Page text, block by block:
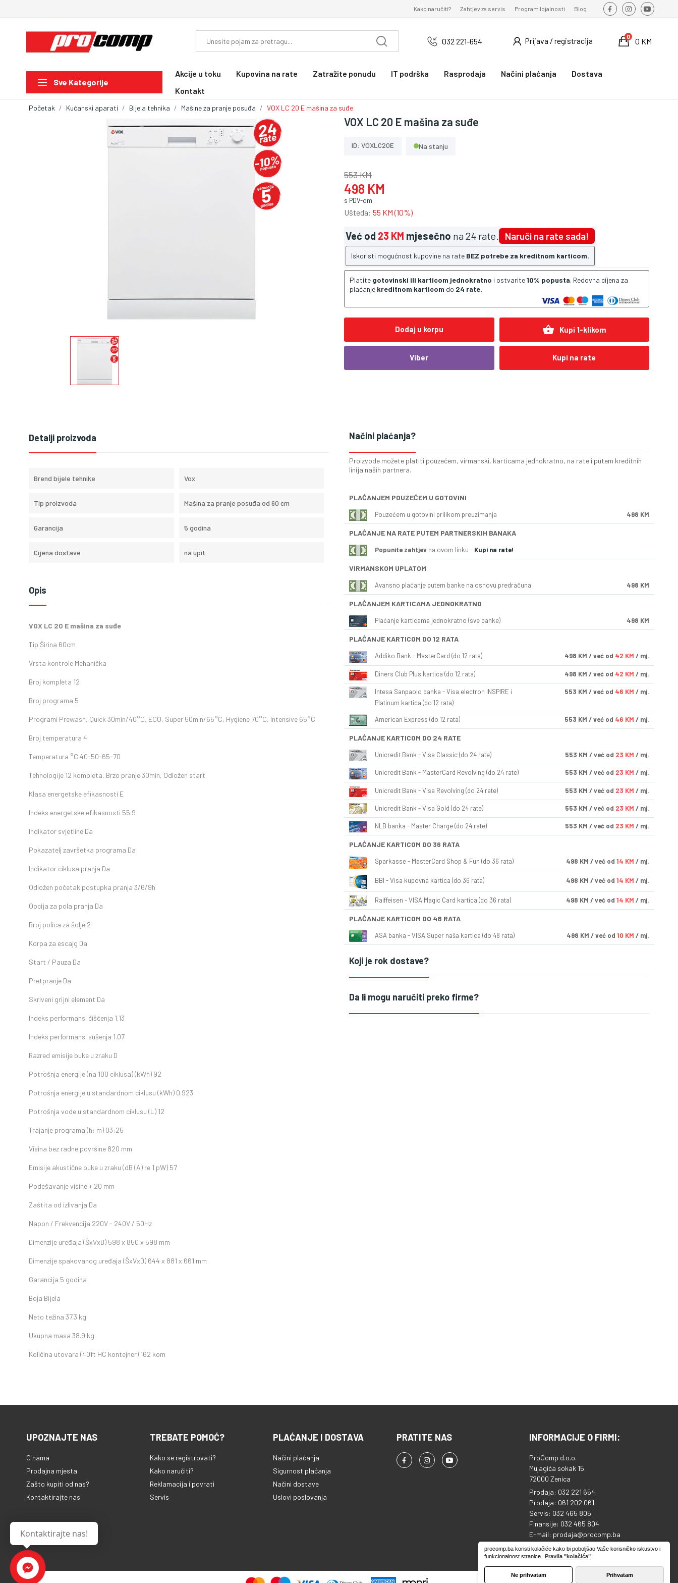
procomp.ba koristi kolačiće kako bi poboljšao Vaše korisničko iskustvo i
funkcionalnost stranice.
Pravila "kolačića"
Ne prihvatam Prihvatam
Kako naručiti? Zahtjev za servis Program lojalnosti Blog
032 221-654 Prijava / registracija 0 KM
0
Sve Kategorije
Akcije u toku Kupovina na rate Zatražite ponudu IT podrška Rasprodaja Načini plaćanja
Dostava
Kontakt
Početak Kućanski aparati Bijela tehnika Mašine za pranje posuđa VOX LC 20 E mašina za suđe
VOX LC 20 E mašina za suđe
ID: VOXLC20E Na stanju
553 KM
498 KM
s PDV-om
Ušteda: 55 KM (10%)
Već od 23 KM mjesečno na 24 rate. Naruči na rate sada!
Iskoristi mogućnost kupovine na rate BEZ potrebe za kreditnom karticom.
Platite gotovinski ili karticom jednokratno i ostvarite10% popusta. Redovna cijena za
plaćanje kreditnom karticom do 24 rate.
Dodaj u korpu shopping_basket Kupi 1-klikom
Viber Kupi na rate
Detalji proizvoda
Brend bijele tehnike Vox
Tip proizvoda Mašina za pranje posuđa od 60 cm
Garancija 5 godina
Cijena dostave na upit
Opis
VOX LC 20 E mašina za suđe
Tip Širina 60cm
Vrsta kontrole Mehanička
Broj kompleta 12
Broj programa 5
Programi Prewash, Quick 30min/40°C, ECO, Super 50min/65°C, Hygiene 70°C, Intensive 65°C
Broj temperatura 4
Temperatura °C 40-50-65-70
Tehnologije 12 kompleta, Brzo pranje 30min, Odložen start
Klasa energetske efikasnosti E
Indeks energetske efikasnosti 55.9
Indikator svjetline Da
Pokazatelj završetka programa Da
Indikator ciklusa pranja Da
Odložen početak postupka pranja 3/6/9h
Opcija za pola pranja Da
Broj polica za šolje 2
Korpa za escajg Da
Start / Pauza Da
Pretpranje Da
Skriveni grijni element Da
Indeks performansi čišćenja 1.13
Indeks performansi sušenja 1.07
Razred emisije buke u zraku D
Potrošnja energije (na 100 ciklusa) (kWh) 92
Potrošnja energije u standardnom ciklusu (kWh) 0.923
Potrošnja vode u standardnom ciklusu (L) 12
Trajanje programa (h: m) 03:25
Visina bez radne površine 820 mm
Emisije akustične buke u zraku (dB (A) re 1 pW) 57
Podešavanje visine+ 20 mm
Zaštita od izlivanja Da
Napon / Frekvencija 220V - 240V / 50Hz
Dimenzije uređaja (ŠxVxD) 598 x 850 x 598 mm
Dimenzije spakovanog uređaja (ŠxVxD) 644 x 881 x 661 mm
Garancija 5 godina
Boja Bijela
Neto težina 37.3 kg
Ukupna masa 38.9 kg
Količina utovara (40ft HC kontejner) 162 kom
Načini plaćanja?
Proizvode možete platiti pouzećem, virmanski, karticama jednokratno, na rate i putem kreditnih
linija naših partnera.
PLAĆANJEM POUZEĆEM U GOTOVINI
Pouzećem u gotovini prilikom preuzimanja 498 KM
PLAĆANJE NA RATE PUTEM PARTNERSKIH BANAKA
Popunite zahtjev na ovom linku - Kupi na rate!
VIRMANSKOM UPLATOM
Avansno plaćanje putem banke na osnovu predračuna 498 KM
PLAĆANJEM KARTICAMA JEDNOKRATNO
Plaćanje karticama jednokratno (sve banke) 498 KM
PLAĆANJE KARTICOM DO 12 RATA
Addiko Bank - MasterCard (do 12 rata) 498 KM / već od 42 KM / mj.
Diners Club Plus kartica (do 12 rata) 498 KM / već od 42 KM / mj.
Intesa Sanpaolo banka - Visa electron INSPIRE i
Platinum kartica (do 12 rata)
553 KM / već od 46 KM / mj.
American Express (do 12 rata) 553 KM / već od 46 KM / mj.
PLAĆANJE KARTICOM DO 24 RATE
Unicredit Bank - Visa Classic (do 24 rate) 553 KM / već od 23 KM / mj.
Unicredit Bank - MasterCard Revolving (do 24 rate) 553 KM / već od 23 KM / mj.
Unicredit Bank - Visa Revolving (do 24 rate) 553 KM / već od 23 KM / mj.
Unicredit Bank - Visa Gold (do 24 rate) 553 KM / već od 23 KM / mj.
NLB banka - Master Charge (do 24 rate) 553 KM / već od 23 KM / mj.
PLAĆANJE KARTICOM DO 36 RATA
Sparkasse - MasterCard Shop & Fun (do 36 rata) 498 KM / već od 14 KM / mj.
BBI - Visa kupovna kartica (do 36 rata) 498 KM / već od 14 KM / mj.
Raiffeisen - VISA Magic Card kartica (do 36 rata) 498 KM / već od 14 KM / mj.
PLAĆANJE KARTICOM DO 48 RATA
ASA banka - VISA Super naša kartica (do 48 rata) 498 KM / već od 10 KM / mj.
Koji je rok dostave?
Da li mogu naručiti preko firme?
UPOZNAJTE NAS
O nama
Prodajna mjesta
Zašto kupiti od nas?
Kontaktirajte nas
TREBATE POMOĆ?
Kako se registrovati?
Kako naručiti?
Reklamacija i povrati
Servis
PLAĆANJE I DOSTAVA
Načini plaćanja
Sigurnost plaćanja
Načini dostave
Uslovi poslovanja
PRATITE NAS INFORMACIJE O FIRMI:
ProComp d.o.o.
Mujagića sokak 15
72000 Zenica
Prodaja: 032 221 654
Prodaja: 061 202 061
Servis: 032 465 805
Finansije: 032 465 804
E-mail: prodaja@procomp.ba
ID broj: 4218813920000
Sparkasse banka: 1995130039753810
Kontaktirajte nas!